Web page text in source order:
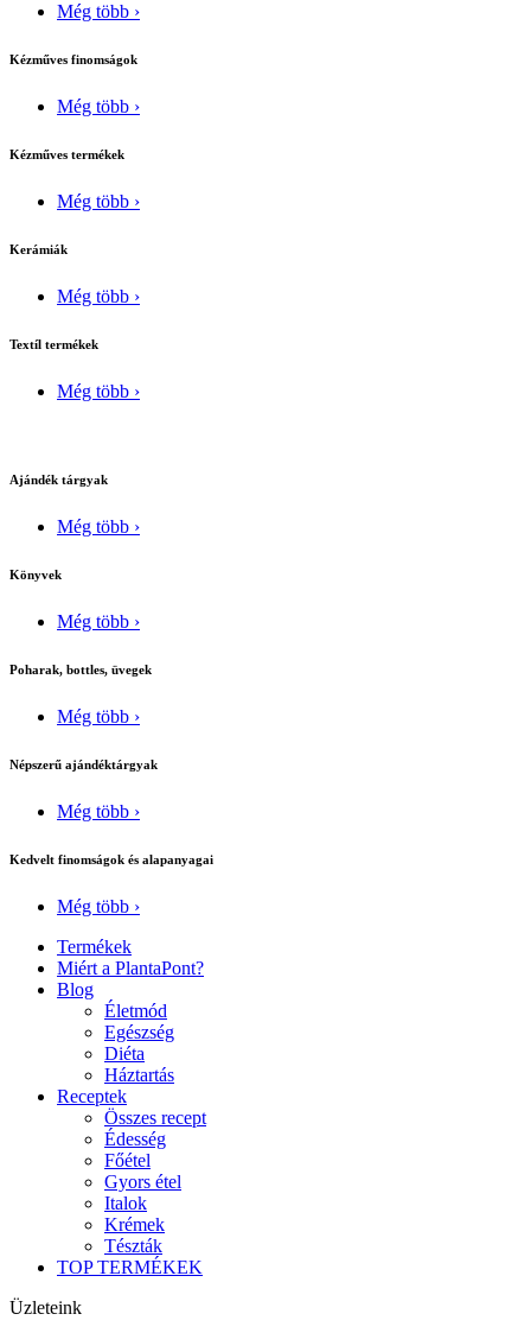
Még több ›
Kézműves finomságok
Még több ›
Kézműves termékek
Még több ›
Kerámiák
Még több ›
Textíl termékek
Még több ›
Ajándék tárgyak
Még több ›
Könyvek
Még több ›
Poharak, bottles, üvegek
Még több ›
Népszerű ajándéktárgyak
Még több ›
Kedvelt finomságok és alapanyagai
Még több ›
Termékek
Miért a PlantaPont?
Blog
Életmód
Egészség
Diéta
Háztartás
Receptek
Összes recept
Édesség
Főétel
Gyors étel
Italok
Krémek
Tészták
TOP TERMÉKEK
Üzleteink